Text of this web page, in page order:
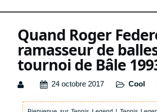
Quand Roger
ramasseur de
tournoi de Bâle
24 octobre 2017 Cool